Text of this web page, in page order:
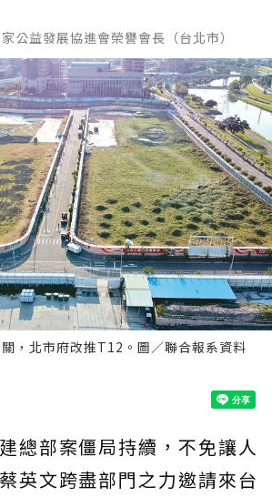
公益發展協進會榮譽會長（台北市）
，北市府改推T12。圖／聯合報系資料
總部案僵局持續，不免讓人
英文跨盡部門之力邀請來台